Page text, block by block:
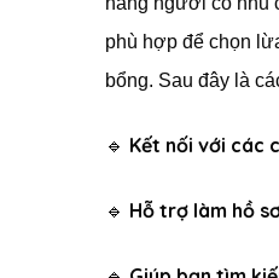
phù hợp để chọn
bổng. Sau đây là
🔹 Kết nối với các
🔹 Hỗ trợ làm hồ